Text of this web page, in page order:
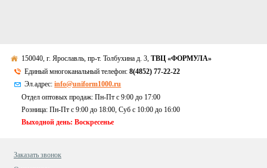
150040, г. Ярославль, пр-т. Толбухина д. 3,ТВЦ «ФОРМУЛА»
Единый многоканальный телефон:8(4852) 77-22-22
Эл.адрес:info@uniform1000.ru
Отдел оптовых продаж: Пн-Пт с 9:00 до 17:00
Розница: Пн-Пт с 9:00 до 18:00, Суб c 10:00 до 16:00
Выходной день: Воскресенье
Заказать звонок